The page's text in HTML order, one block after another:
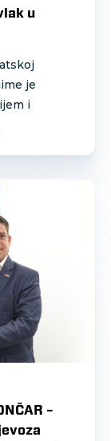
u
je
i
–